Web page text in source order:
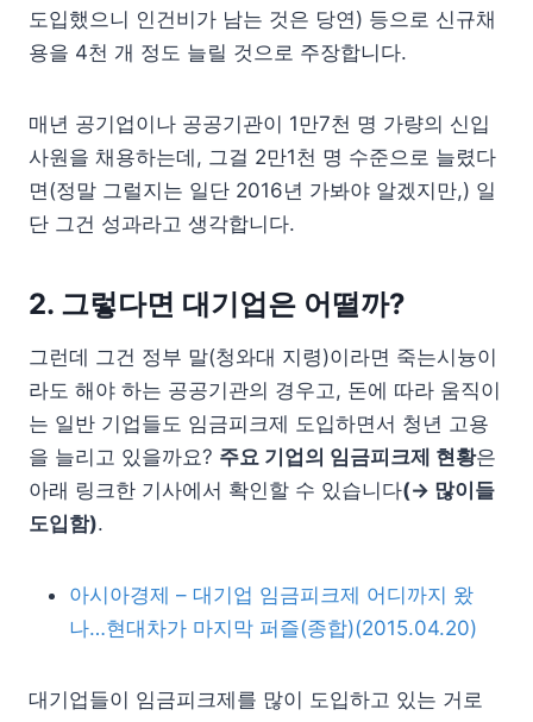
도입했으니 인건비가 남는 것은 당연) 등으로 신규채
용을 4천 개 정도 늘릴 것으로 주장합니다.
매년 공기업이나 공공기관이 1만7천 명 가량의 신입
사원을 채용하는데, 그걸 2만1천 명 수준으로 늘렸다
면(정말 그럴지는 일단 2016년 가봐야 알겠지만,) 일
단 그건 성과라고 생각합니다.
2. 그렇다면 대기업은 어떨까?
그런데 그건 정부 말(청와대 지령)이라면 죽는시늉이
라도 해야 하는 공공기관의 경우고, 돈에 따라 움직이
는 일반 기업들도 임금피크제 도입하면서 청년 고용
을 늘리고 있을까요? 주요 기업의 임금피크제 현황은
아래 링크한 기사에서 확인할 수 있습니다(→ 많이들
도입함).
아시아경제 – 대기업 임금피크제 어디까지 왔
나…현대차가 마지막 퍼즐(종합)(2015.04.20)
대기업들이 임금피크제를 많이 도입하고 있는 거로